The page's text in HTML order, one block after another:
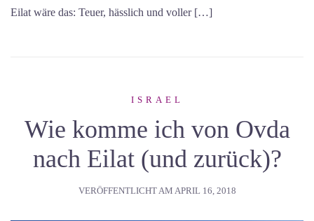
Eilat wäre das: Teuer, hässlich und voller […]
ISRAEL
Wie komme ich von Ovda
nach Eilat (und zurück)?
VERÖFFENTLICHT AM APRIL 16, 2018